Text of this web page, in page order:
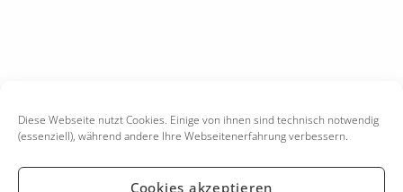
Diese Webseite nutzt Cookies. Einige von ihnen sind technisch notwendig
(essenziell), während andere Ihre Webseitenerfahrung verbessern.
Cookies akzeptieren